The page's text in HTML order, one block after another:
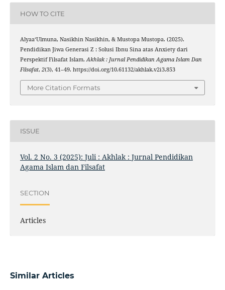
HOW TO CITE
Alyaa‘Ulmuna, Nasikhin Nasikhin, & Mustopa Mustopa. (2025).
Pendidikan Jiwa Generasi Z : Solusi Ibnu Sina atas Anxiety dari
Perspektif Filsafat Islam.Akhlak : Jurnal Pendidikan Agama Islam Dan
Filsafat, 2(3), 41–49. https://doi.org/10.61132/akhlak.v2i3.853
More Citation Formats
ISSUE
Vol. 2 No. 3 (2025): Juli : Akhlak : Jurnal Pendidikan
Agama Islam dan Filsafat
SECTION
Articles
Similar Articles